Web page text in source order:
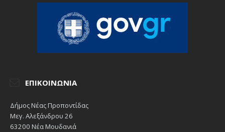
ΕΠΙΚΟΙΝΩΝΊΑ
Δήμος Νέας Προποντίδας
Μεγ. Αλεξάνδρου 26
63200 Νέα Μουδανιά